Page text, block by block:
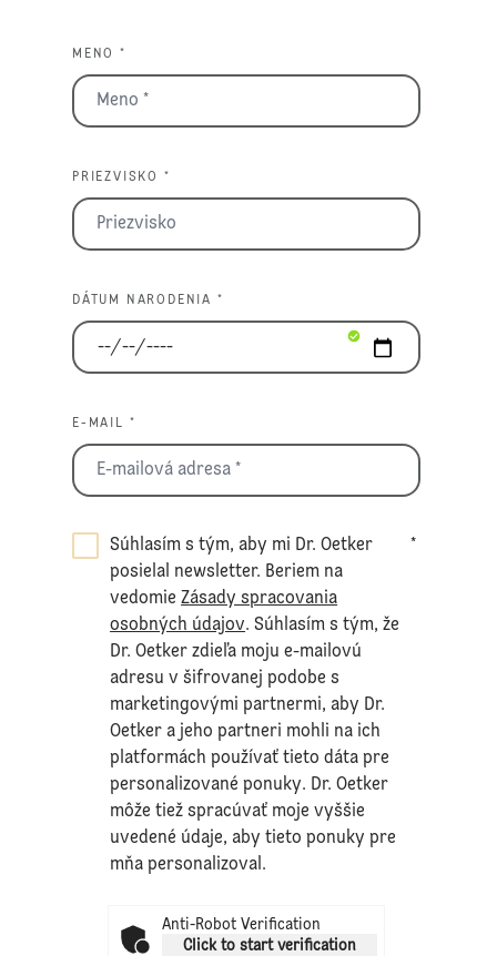
MENO *
PRIEZVISKO *
DÁTUM NARODENIA *
E-MAIL *
Súhlasím s tým, aby mi Dr. Oetker
posielal newsletter. Beriem na
vedomieZásady spracovania
osobných údajov. Súhlasím s tým, že
Dr. Oetker zdieľa moju e-mailovú
adresu v šifrovanej podobe s
marketingovými partnermi, aby Dr.
Oetker a jeho partneri mohli na ich
platformách používať tieto dáta pre
personalizované ponuky. Dr. Oetker
môže tiež spracúvať moje vyššie
uvedené údaje, aby tieto ponuky pre
mňa personalizoval.
*
Anti-Robot Verification
Click to start verification